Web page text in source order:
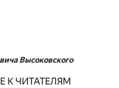
Высоковского
К ЧИТАТЕЛЯМ